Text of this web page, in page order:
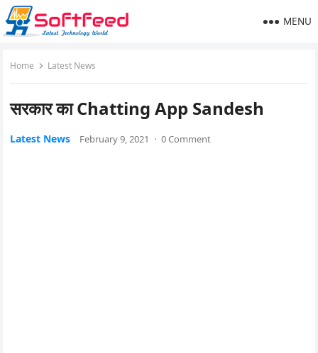
MENU
Home Latest News
सरकार का Chatting App Sandesh
Latest News February 9, 2021 · 0 Comment